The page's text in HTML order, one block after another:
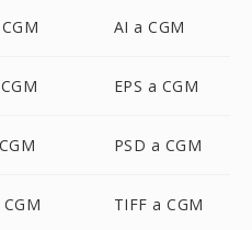
AI a CGM
EPS a CGM
PSD a CGM
TIFF a CGM